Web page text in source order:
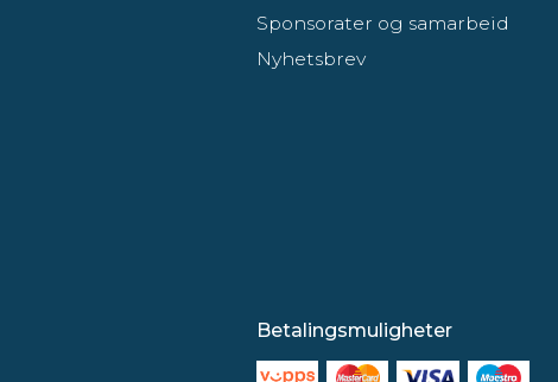
Sponsorater og samarbeid
Nyhetsbrev
Betalingsmuligheter